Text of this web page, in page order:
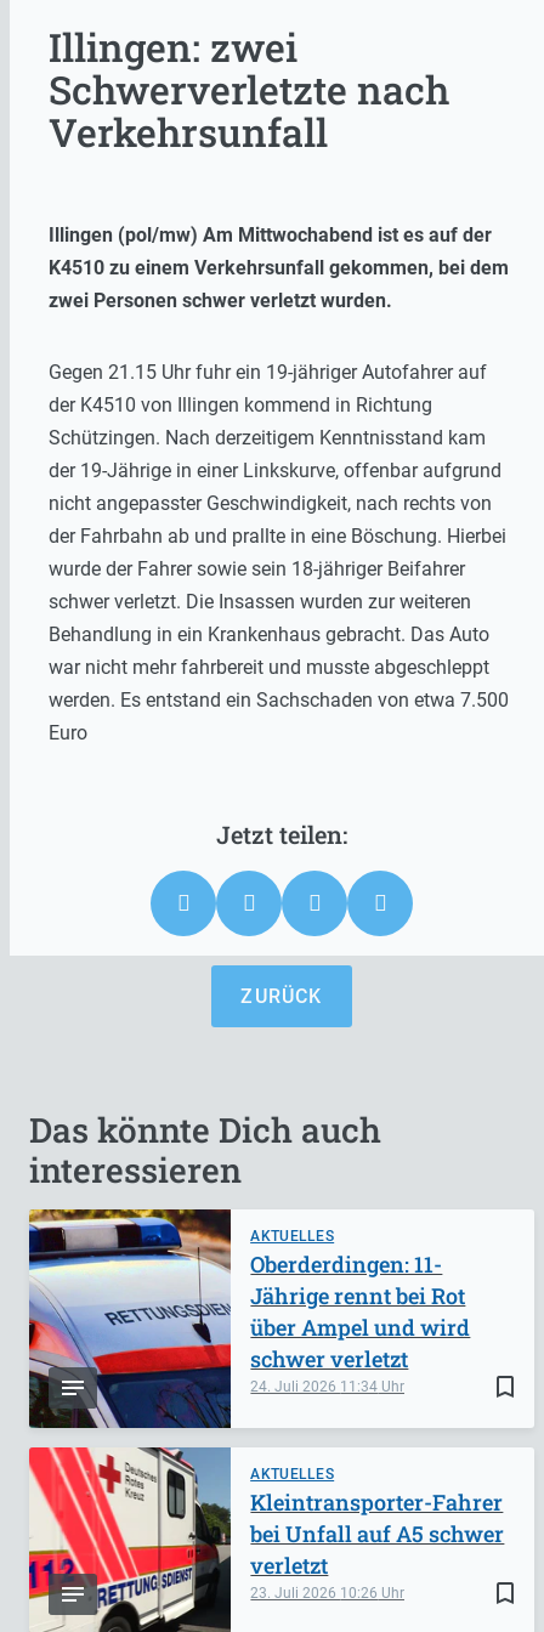
Illingen: zwei
Schwerverletzte nach
Verkehrsunfall
Illingen (pol/mw) Am Mittwochabend ist es auf der
K4510 zu einem Verkehrsunfall gekommen, bei dem
zwei Personen schwer verletzt wurden.
Gegen 21.15 Uhr fuhr ein 19-jähriger Autofahrer auf
der K4510 von Illingen kommend in Richtung
Schützingen. Nach derzeitigem Kenntnisstand kam
der 19-Jährige in einer Linkskurve, offenbar aufgrund
nicht angepasster Geschwindigkeit, nach rechts von
der Fahrbahn ab und prallte in eine Böschung. Hierbei
wurde der Fahrer sowie sein 18-jähriger Beifahrer
schwer verletzt. Die Insassen wurden zur weiteren
Behandlung in ein Krankenhaus gebracht. Das Auto
war nicht mehr fahrbereit und musste abgeschleppt
werden. Es entstand ein Sachschaden von etwa 7.500
Euro
ZURÜCK
Das könnte Dich auch
interessieren
AKTUELLES
bookmark_border
24. Juli 2026 11:34
Oberderdingen: 11-
Jährige rennt bei Rot
über Ampel und wird
schwer verletzt
AKTUELLES
bookmark_border
23. Juli 2026 10:26
Kleintransporter-Fahrer
bei Unfall auf A5 schwer
verletzt